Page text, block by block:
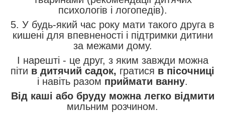
психологів і логопедів).
5. У будь-який час року мати такого друга в
кишені для впевненості і підтримки дитини
за межами дому.
І нарешті - це друг, з яким завжди можна
піти в дитячий садок, гратися в пісочниці
і навіть разом приймати ванну.
Від каші або бруду можна легко відмити
мильним розчином.